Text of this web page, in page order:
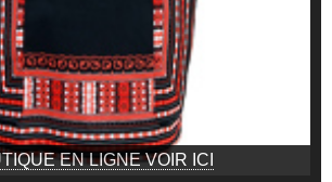
EN LIGNE VOIR ICI